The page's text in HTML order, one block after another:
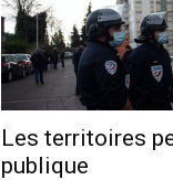
Les territoires
publique